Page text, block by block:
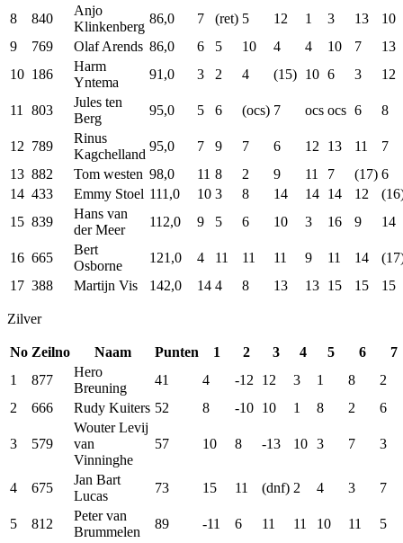
8 840
Anjo
Klinkenberg
86,0 7 (ret) 5 12 1 3 13
10
9
769 Olaf Arends 86,0 6 5 10 4 4 10 7
13
10 186
Harm
Yntema
91,0 3 2 4 (15) 10 6 3 12
11 803
Jules ten
Berg
95,0 5 6 (ocs) 7 ocs ocs 6 8
12 789
Rinus
Kagchelland
95,0 7 9 7 6 12 13 11
7
13 882 Tom westen 98,0 11 8 2 9 11 7 (17) 6
14 433 Emmy Stoel 111,0 10 3 8 14 14 14 12
15 839
Hans van
der Meer
112,0 9 5 6 10 3 16 9 14
16 665
Bert
Osborne
121,0 4 11 11 11 9 11 14
17 388 Martijn Vis 142,0 14 4 8 13 13 15 15 15
Zilver
No Zeilno Naam Punten 1 2 3 4 5 6
7
1
877
Hero
Breuning
41 4 -12 12 3 1 8
2
2
666 Rudy Kuiters 52 8 -10 10 1 8 2 6
3 579
Wouter Levij
van
Vinninghe
57 10 8 -13 10 3 7 3
4 675
Jan Bart
Lucas
73 15 11 (dnf) 2 4 3 7
5 812
Peter van
Brummelen
89 -11 6 11 11 10 11 5